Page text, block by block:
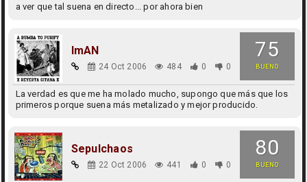
a ver que tal suena en directo... por ahora bien
75
BUENO
ImAN
24 Oct 2006 484 0 0
La verdad es que me ha molado mucho, supongo que más que los
primeros porque suena más metalizado y mejor producido.
80
BUENO
Sepulchaos
22 Oct 2006 441 0 0